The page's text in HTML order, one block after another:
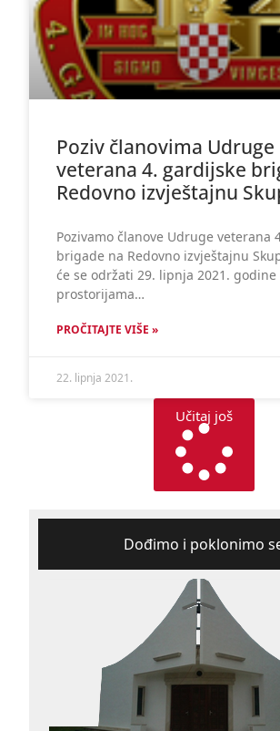
Poziv članovima Udruge
veterana 4. gardijske
Redovno izvještajnu
Pozivamo članove Udruge veterana
brigade na Redovno izvještajnu
će se održati 29. lipnja 2021. godine
prostorijama…
PROČITAJTE VIŠE »
22. lipnja 2021.
Učitaj još
Dođimo i poklonimo